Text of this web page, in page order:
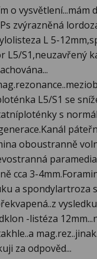
o vysvětlení...mám
zvýrazněná
L 5-
L5/S1,neuzavřený
L5/S1 se
s
oboustranně
cca 3-
a spondylartroza
-listéza
za odpověd...